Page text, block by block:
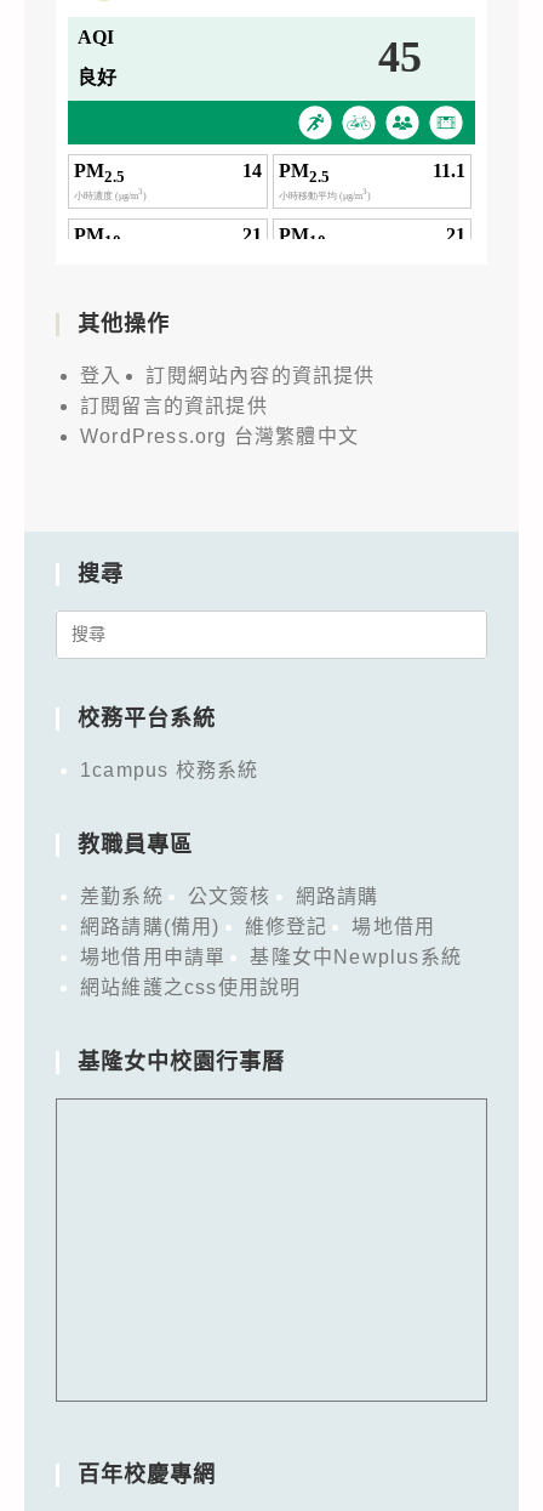
其他操作
登入
訂閱網站內容的資訊提供
訂閱留言的資訊提供
WordPress.org 台灣繁體中文
搜尋
Search
校務平台系統
1campus 校務系統
教職員專區
差勤系統 公文簽核
網路請購
網路請購(備用)
維修登記
場地借用
場地借用申請單
基隆女中Newplus系統
網站維護之css使用說明
基隆女中校園行事曆
百年校慶專網